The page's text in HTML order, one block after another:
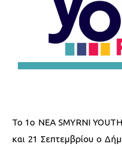
Το 1ο NEA SMYRNI
και 21 Σεπτεμβρίου ο